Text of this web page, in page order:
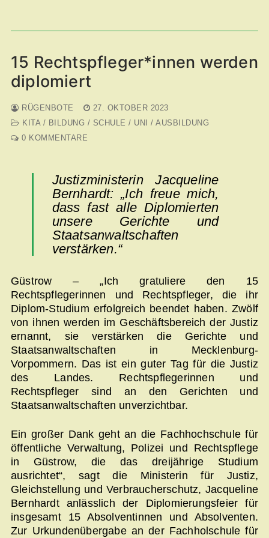
15 Rechtspfleger*innen werden
diplomiert
RÜGENBOTE
27. OKTOBER 2023
KITA / BILDUNG / SCHULE / UNI / AUSBILDUNG
0 KOMMENTARE
Justizministerin Jacqueline
Bernhardt: „Ich freue mich,
dass fast alle Diplomierten
unsere Gerichte und
Staatsanwaltschaften
verstärken.“
Güstrow – „Ich gratuliere den 15
Rechtspflegerinnen und Rechtspfleger, die ihr
Diplom-Studium erfolgreich beendet haben. Zwölf
von ihnen werden im Geschäftsbereich der Justiz
ernannt, sie verstärken die Gerichte und
Staatsanwaltschaften in Mecklenburg-
Vorpommern. Das ist ein guter Tag für die Justiz
des Landes. Rechtspflegerinnen und
Rechtspfleger sind an den Gerichten und
Staatsanwaltschaften unverzichtbar.
Ein großer Dank geht an die Fachhochschule für
öffentliche Verwaltung, Polizei und Rechtspflege
in Güstrow, die das dreijährige Studium
ausrichtet“, sagt die Ministerin für Justiz,
Gleichstellung und Verbraucherschutz, Jacqueline
Bernhardt anlässlich der Diplomierungsfeier für
insgesamt 15 Absolventinnen und Absolventen.
Zur Urkundenübergabe an der Fachholschule für